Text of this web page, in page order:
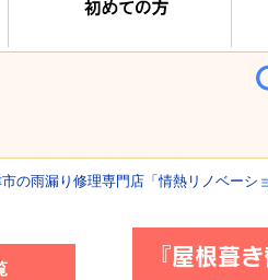
の雨漏り修理専門店「情熱リノベーシ
『屋根葺